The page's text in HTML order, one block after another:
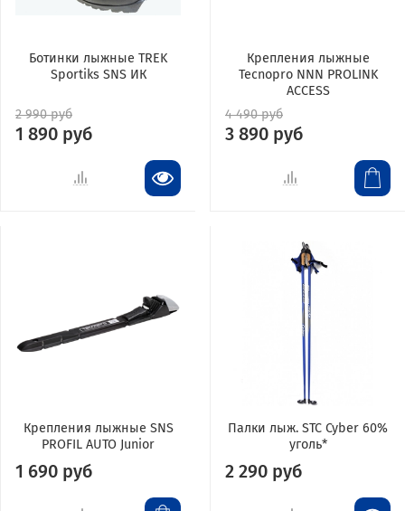
Ботинки лыжные TREK
Sportiks SNS ИК
2 990 руб
1 890 руб
Крепления лыжные
Tecnopro NNN PROLINK
ACCESS
4 490 руб
3 890 руб
Крепления лыжные SNS
PROFIL AUTO Junior
1 690 руб
Палки лыж. STC Cyber 60%
уголь*
2 290 руб